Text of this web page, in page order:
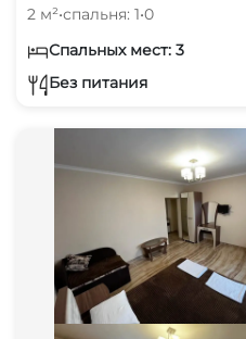
2 м²•спальня: 1•0
Спальных мест: 3
Без питания